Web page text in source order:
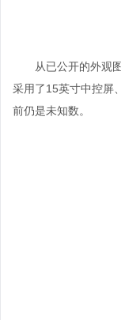
从已公开的外观图
采用了15英寸中控屏
前仍是未知数。